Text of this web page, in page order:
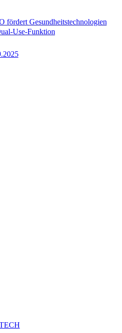
fördert Gesundheitstechnologien
Use-Funktion